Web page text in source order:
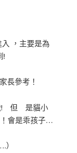
入 ，主要是為
!
長參考！
! 但 是貓小
會是乖孩子…
）